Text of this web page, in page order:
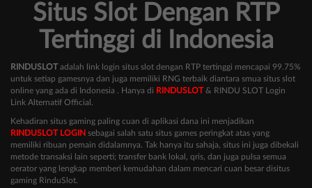
Situs Slot Dengan RTP
Tertinggi di Indonesia
RINDUSLOT adalah link login situs slot dengan RTP tertinggi mencapai 99.75%
untuk setiap gamesnya dan juga memiliki RNG terbaik diantara smua situs slot
online yang ada di Indonesia . Hanya di RINDUSLOT& RINDU SLOT Login
Link Alternatif Official.
Kehadiran situs gaming paling cuan di aplikasi dana ini menjadikan
RINDUSLOT LOGIN sebagai salah satu situs games peringkat atas yang
memiliki ribuan pemain didalamnya. Tak hanya itu sahaja, situs ini juga dibekali
metode transaksi lain seperti; transfer bank lokal, qris, dan juga pulsa semua
oerator yang lengkap memberi kemudahan dalam mencari cuan besar disitus
gaming RinduSlot.